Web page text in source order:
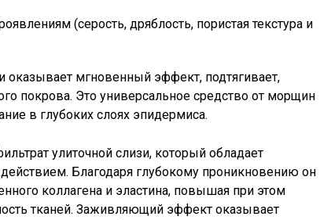
(серость, дряблость, пористая текстура и
оказывает мгновенный эффект, подтягивает,
покрова. Это универсальное средство от морщин
в глубоких слоях эпидермиса.
улиточной слизи, который обладает
Благодаря глубокому проникновению он
коллагена и эластина, повышая при этом
тканей. Заживляющий эффект оказывает